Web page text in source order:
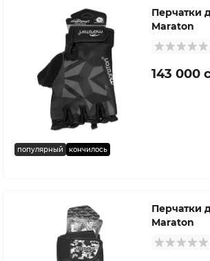
популярный кончилось
Перчатки
Maraton
143 000
Перчатки
Maraton